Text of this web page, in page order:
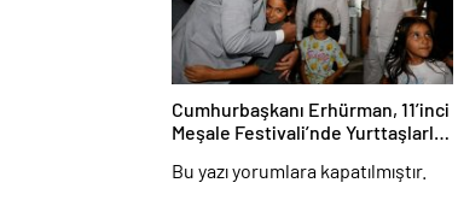
Cumhurbaşkanı Erhürman, 11’inci
Meşale Festivali’nde Yurttaşlarla
Bu yazı yorumlara kapatılmıştır.